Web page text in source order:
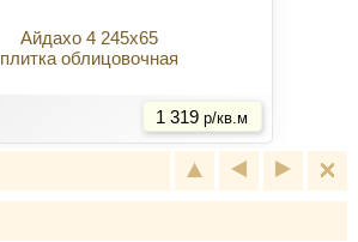
Айдахо 4 245x65
плитка облицовочная
1 319 р/кв.м